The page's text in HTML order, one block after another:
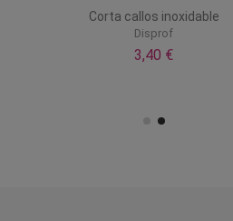
Corta callos inoxidable
Disprof
3,40 €